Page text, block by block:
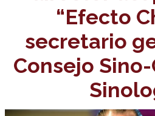
“Efecto
secretario
Consejo